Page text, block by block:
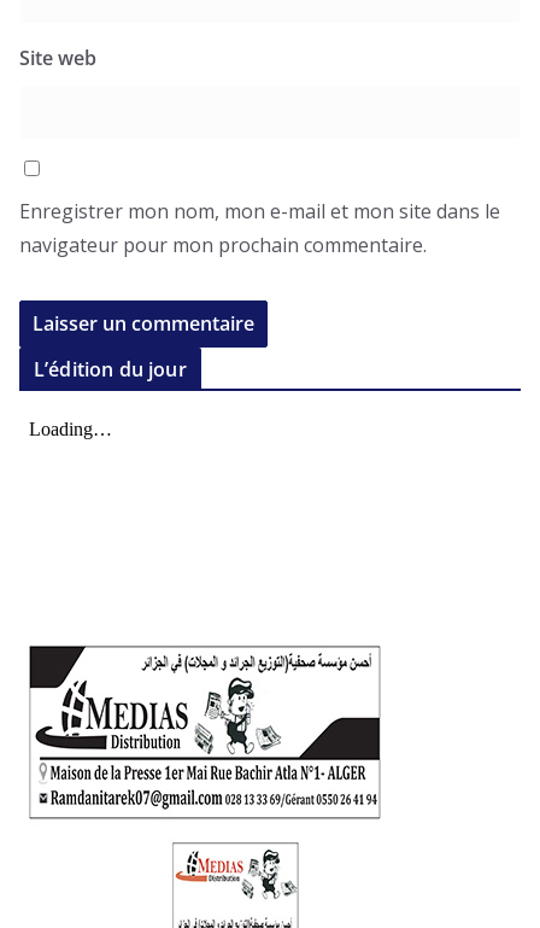
Site web
Enregistrer mon nom, mon e-mail et mon site dans le
navigateur pour mon prochain commentaire.
L’édition du jour